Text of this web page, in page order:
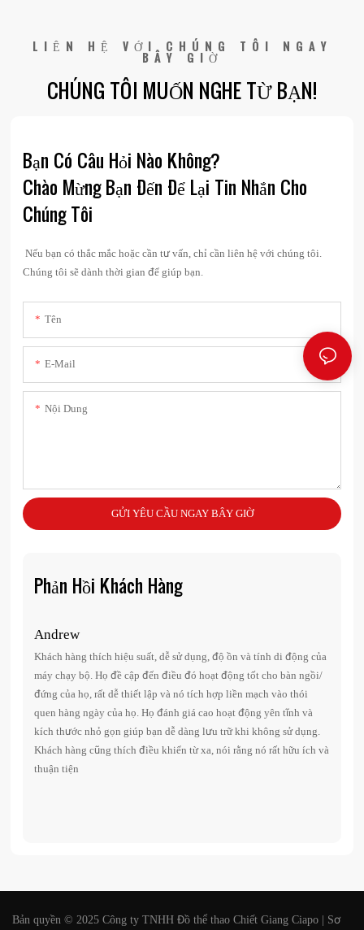
LIÊN HỆ VỚI CHÚNG TÔI NGAY
BÂY GIỜ
CHÚNG TÔI MUỐN NGHE TỪ BẠN!
Bạn Có Câu Hỏi Nào Không?
Chào Mừng Bạn Đến Để Lại Tin Nhắn Cho
Chúng Tôi
Nếu bạn có thắc mắc hoặc cần tư vấn, chỉ cần liên hệ với chúng tôi.
Chúng tôi sẽ dành thời gian để giúp bạn.
Tên
E-Mail
Nội Dung
GỬI YÊU CẦU NGAY BÂY GIỜ
Phản Hồi Khách Hàng
Andrew
Khách hàng thích hiệu suất, dễ sử dụng, độ ồn và tính di động của
máy chạy bộ. Họ đề cập đến điều đó hoạt động tốt cho bàn ngồi/
đứng của họ, rất dễ thiết lập và nó tích hợp liền mạch vào thói
quen hàng ngày của họ. Họ đánh giá cao hoạt động yên tĩnh và
kích thước nhỏ gọn giúp bạn dễ dàng lưu trữ khi không sử dụng.
Khách hàng cũng thích điều khiển từ xa, nói rằng nó rất hữu ích và
thuận tiện
Bản quyền © 2025 Công ty TNHH Đồ thể thao Chiết Giang Ciapo | Sơ